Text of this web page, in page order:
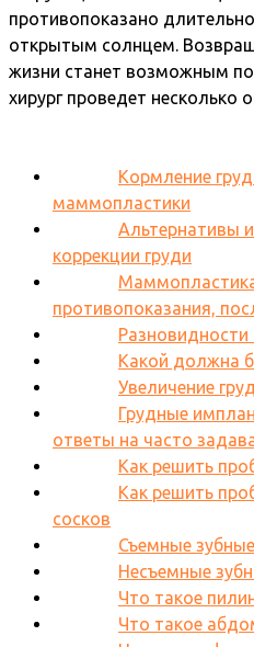
противопоказано
открытым солнцем.
жизни станет возможным
хирург проведет несколько
Кормление
маммопластики
Альтернативы
коррекции груди
противопоказания,
Какой должна
Увеличение
Грудные
ответы на часто
Как решить
Как решить
сосков
Съемные
Несъемные
Что такое
Что такое